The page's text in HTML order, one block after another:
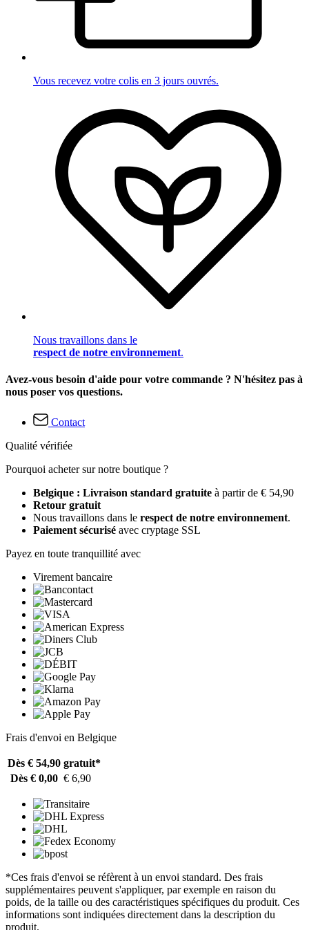
Vous recevez votre colis en 3 jours ouvrés.
Nous travaillons dans le
respect de notre environnement.
Avez-vous besoin d'aide pour votre commande ? N'hésitez pas à
nous poser vos questions.
Contact
Qualité vérifiée
Pourquoi acheter sur notre boutique ?
Belgique : Livraison standard gratuite à partir de € 54,90
Retour gratuit
Nous travaillons dans le respect de notre environnement.
Paiement sécurisé avec cryptage SSL
Payez en toute tranquillité avec
Virement bancaire
Frais d'envoi en Belgique
Dès € 54,90 gratuit*
Dès € 0,00 € 6,90
*Ces frais d'envoi se réfèrent à un envoi standard. Des frais
supplémentaires peuvent s'appliquer, par exemple en raison du
poids, de la taille ou des caractéristiques spécifiques du produit. Ces
informations sont indiquées directement dans la description du
produit.